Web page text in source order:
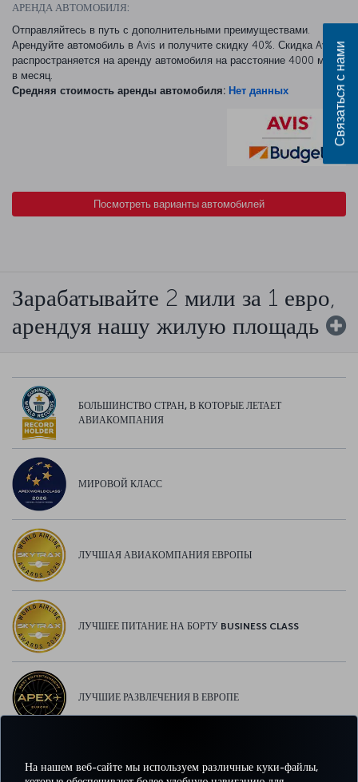
На нашем веб-сайте мы используем различные куки-файлы,
АРЕНДА АВТОМОБИЛЯ:
Отправляйтесь в путь с дополнительными преимуществами.
Арендуйте автомобиль в Avis и получите скидку 40%. Скидка Avis
распространяется на аренду автомобиля на расстояние 4000 миль
в месяц.
Средняя стоимость аренды автомобиля: Нет данных
Посмотреть варианты автомобилей
Зарабатывайте 2 мили за 1 евро,
арендуя нашу жилую площадь
БОЛЬШИНСТВО СТРАН, В КОТОРЫЕ ЛЕТАЕТ
АВИАКОМПАНИЯ
МИРОВОЙ КЛАСС
ЛУЧШАЯ АВИАКОМПАНИЯ ЕВРОПЫ
ЛУЧШЕЕ ПИТАНИЕ НА БОРТУ BUSINESS CLASS
ЛУЧШИЕ РАЗВЛЕЧЕНИЯ В ЕВРОПЕ
ЛУЧШИЙ WI-FI В ЕВРОПЕ
Связаться с нами